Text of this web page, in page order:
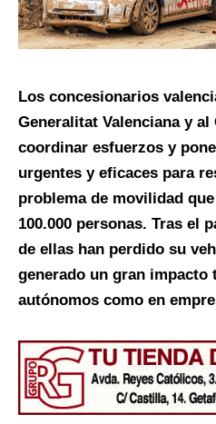
Los concesionarios
Generalitat Valenciana y
coordinar esfuerzos y
urgentes y eficaces para
problema de movilidad
100.000 personas. Tras el
de ellas han perdido su
generado un gran impacto
autónomos como en